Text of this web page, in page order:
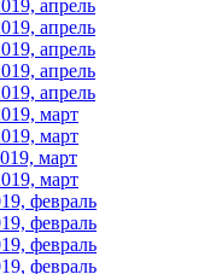
апрель
апрель
апрель
апрель
апрель
март
март
март
март
февраль
февраль
февраль
февраль